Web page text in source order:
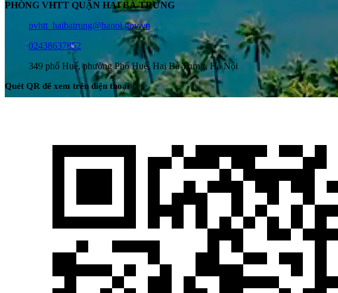
PHÒNG VHTT QUẬN HAI BÀ TRƯNG
pvhtt_haibatrung@hanoi.gov.vn
02438637852
349 phố Huế, phường Phố Huế, Hai Bà Trưng, Hà Nội
Quét QR để xem trên điện thoại